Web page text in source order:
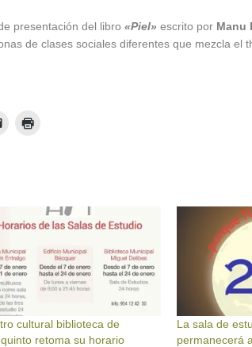
de presentación del libro «Piel» escrito por Manu
de clases sociales diferentes que mezcla el
cultural biblioteca de
retoma su horario
La sala de
permanecerá